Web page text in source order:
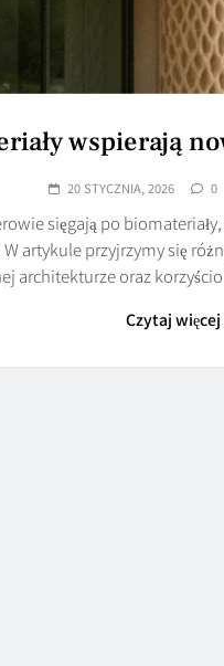
wspierają
20 STYCZNIA, 2026 0
sięgają po
artykule przyjrzymy się
architekturze oraz
Czytaj więcej